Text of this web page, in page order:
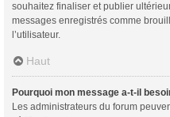
souhaitez finaliser et publier
messages enregistrés comme
l’utilisateur.
Haut
Pourquoi mon message a-t-il
Les administrateurs du forum